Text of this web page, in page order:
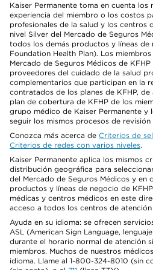
Kaiser Permanente toma en cuenta los
experiencia del miembro o los costos
profesionales de la salud y los centros
nivel Silver del Mercado de Seguros
todos los demás productos y líneas de
Foundation Health Plan). Los
Mercado de Seguros Médicos de
proveedores del cuidado de la salud
complementarios que participan en la
contratados de los planes de KFHP,
plan de cobertura de KFHP de los
grupo médico de Kaiser Permanente y
seguir los mismos procesos de
Conozca más acerca de Criterios de
Criterios de redes con varios niveles.
Kaiser Permanente aplica los mismos
distribución geográfica para
del Mercado de Seguros Médicos y en
productos y líneas de negocio de
médicas y centros médicos en este
acceso a todos los centros de atención
Ayuda en su idioma: se ofrecen
ASL (American Sign Language,
durante el horario normal de atención
miembros. Muchos de nuestros
idioma. Llame al 1-800-324-8010 (sin